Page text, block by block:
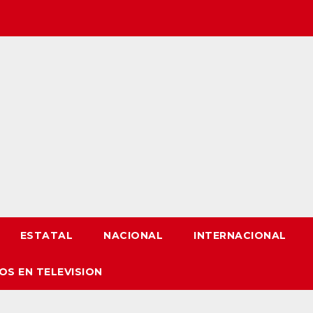
ESTATAL NACIONAL INTERNACIONAL
EN TELEVISION